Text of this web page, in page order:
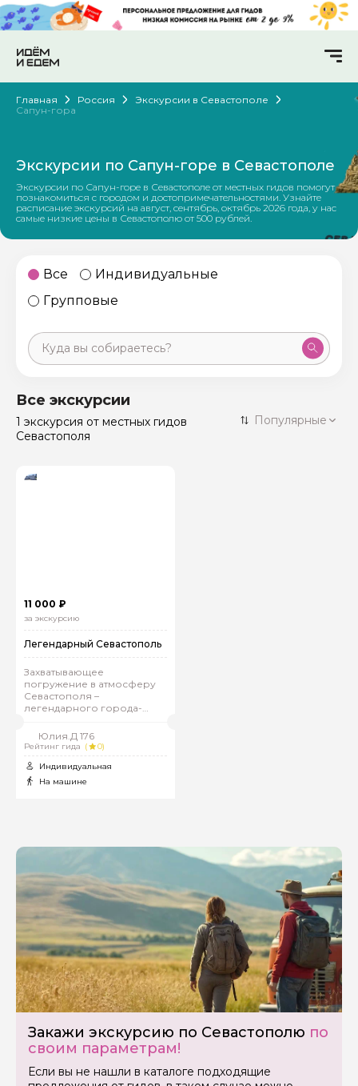
Главная Россия
Экскурсии в Севастополе
Сапун-гора
Экскурсии по Сапун-горе в Севастополе
Экскурсии по Сапун-горе в Севастополе от местных гидов помогут
познакомиться с городом и достопримечательностями. Узнайте
расписание экскурсий на август, сентябрь, октябрь 2026 года, у нас
самые низкие цены в Севастополю от 500 рублей.
Все
Индивидуальные
Групповые
Санкт-Петербург
Россия
50 экскурсий
Все экскурсии
1 экскурсия от местных гидов
Севастополя
Популярные
11 000 ₽
за экскурсию
Легендарный Севастополь
Захватывающее
погружение в атмосферу
Севастополя –
легендарного города-
морской романтикой.
Юлия.Д 176
Рейтинг гида (
0)
Индивидуальная
На машине
Закажи экскурсию по Севастополю по
своим параметрам!
Если вы не нашли в каталоге подходящие